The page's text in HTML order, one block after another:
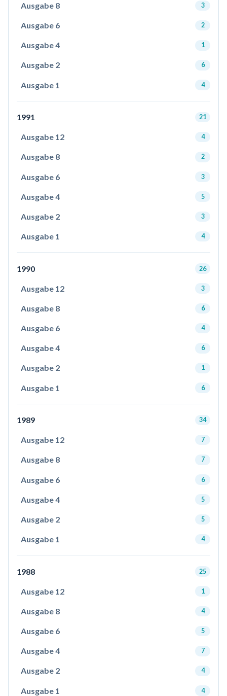
Ausgabe 8 3
Ausgabe 6 2
Ausgabe 4 1
Ausgabe 2 6
Ausgabe 1 4
1991 21
Ausgabe 12 4
Ausgabe 8 2
Ausgabe 6 3
Ausgabe 4 5
Ausgabe 2 3
Ausgabe 1 4
1990 26
Ausgabe 12 3
Ausgabe 8 6
Ausgabe 6 4
Ausgabe 4 6
Ausgabe 2 1
Ausgabe 1 6
1989 34
Ausgabe 12 7
Ausgabe 8 7
Ausgabe 6 6
Ausgabe 4 5
Ausgabe 2 5
Ausgabe 1 4
1988 25
Ausgabe 12 1
Ausgabe 8 4
Ausgabe 6 5
Ausgabe 4 7
Ausgabe 2 4
Ausgabe 1 4